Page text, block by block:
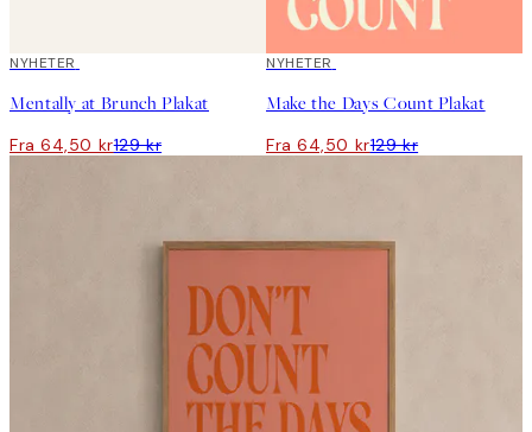
50%*
NYHETER
Mentally at Brunch Plakat
Fra 64,50 kr129 kr
50%*
NYHETER
Make the Days Count Plakat
Fra 64,50 kr129 kr